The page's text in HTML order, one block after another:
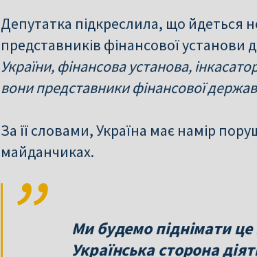
Депутатка підкреслила, що йдеться
представників фінансової установи
України, фінансова установа,
вони представники фінансової
За її словами, Україна має намір
майданчиках.
Ми будемо піднімати
Українська сторона